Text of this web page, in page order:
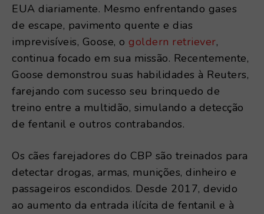
EUA diariamente. Mesmo enfrentando gases
de escape, pavimento quente e dias
imprevisíveis, Goose, o goldern retriever,
continua focado em sua missão. Recentemente,
Goose demonstrou suas habilidades à Reuters,
farejando com sucesso seu brinquedo de
treino entre a multidão, simulando a detecção
de fentanil e outros contrabandos.
Os cães farejadores do CBP são treinados para
detectar drogas, armas, munições, dinheiro e
passageiros escondidos. Desde 2017, devido
ao aumento da entrada ilícita de fentanil e à